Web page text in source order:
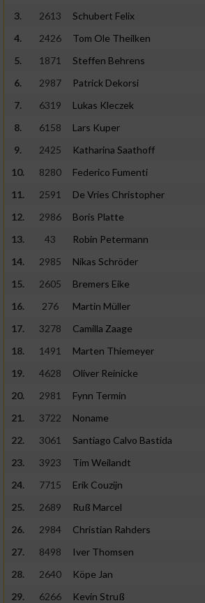
3.
2613 Schubert Felix
4.
2426 Tom Ole Theilken
5.
1871 Steffen Behrens
6.
2987 Patrick Dekorsi
7.
6319 Lukas Kleczek
8.
6158 Lars Kuper
9.
2425 Katharina Saathoff
10.
8280 Federico Fumenti
11.
2591 De Vries Christopher
12.
2986 Boris Platte
13.
43 Robin Petermann
14.
2985 Nikas Schröder
15.
2605 Bremers Eike
16.
276 Martin Müller
17.
3278 Camilla Zaage
18.
1491 Marten Thiemeyer
19.
4628 Oliver Reinicke
20.
2981 Fynn Termin
21.
3722 Noname
22.
3061 Santiago Calvo Bastida
23.
3923 Tim Weilandt
24.
7715 Erik Couzijn
25.
2689 Ruß Marcel
26.
2984 Christian Rahders
27.
8498 Iver Thomsen
28.
2640 Köpe Jan
29.
6266 Kevin Struß